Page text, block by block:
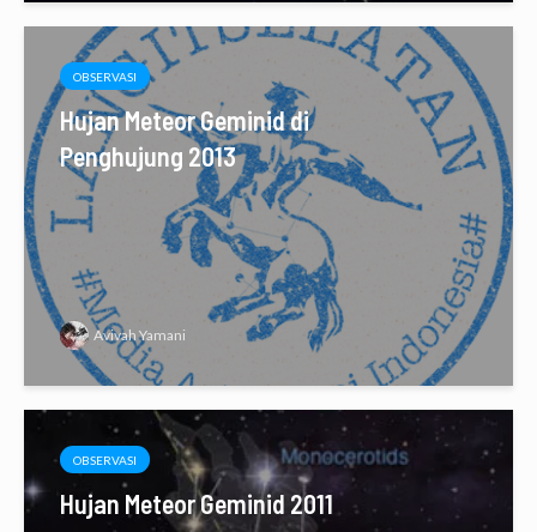
OBSERVASI
Hujan Meteor Geminid di
Penghujung 2013
Avivah Yamani
OBSERVASI
Hujan Meteor Geminid 2011